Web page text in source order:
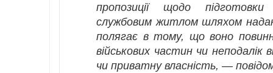
пропозиції щодо
службовим житлом шляхом
полягає в тому, що воно
військових частин чи неподалік
чи приватну власність, —